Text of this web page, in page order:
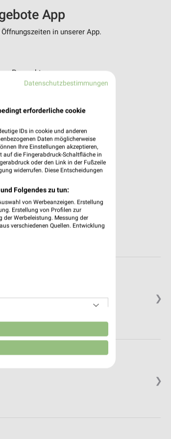
App
in unserer App.
Prospekten
❯
❯
Datenschutzbestimmungen
erforderliche cookie
IDs in cookie und anderen
Daten möglicherweise
Ihre Einstellungen akzeptieren,
auf die Fingerabdruck-Schaltfläche in
oder den Link in der Fußzeile
widerrufen. Diese Entscheidungen
Folgendes zu tun:
von Werbeanzeigen. Erstellung
Erstellung von Profilen zur
Werbeleistung. Messung der
verschiedenen Quellen. Entwicklung